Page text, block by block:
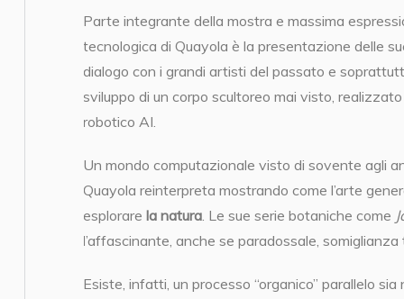
Parte integrante della mostra e massima
tecnologica di Quayola è la presentazione delle
dialogo con i grandi artisti del passato e
sviluppo di un corpo scultoreo mai visto,
robotico AI.
Un mondo computazionale visto di sovente agli
Quayola reinterpreta mostrando come l’arte
esplorarela natura. Le sue serie botaniche come
l’affascinante, anche se paradossale,
Esiste, infatti, un processo “organico” parallelo